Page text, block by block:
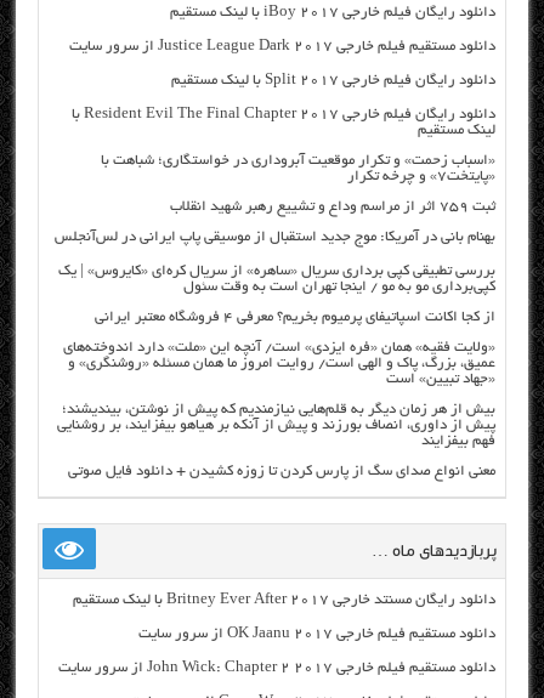
دانلود رایگان فیلم خارجی iBoy 2017 با لینک مستقیم
دانلود مستقیم فیلم خارجی Justice League Dark 2017 از سرور سایت
دانلود رایگان فیلم خارجی Split 2017 با لینک مستقیم
دانلود رایگان فیلم خارجی Resident Evil The Final Chapter 2017 با
لینک مستقیم
«اسباب زحمت» و تکرار موقعیت آبروداری در خواستگاری؛ شباهت با
«پایتخت۷» و چرخه تکرار
ثبت ۷۵۹ اثر از مراسم وداع و تشییع رهبر شهید انقلاب
بهنام بانی در آمریکا: موج جدید استقبال از موسیقی پاپ ایرانی در لس‌آنجلس
بررسی تطبیقی کپی برداری سریال «ساهره» از سریال کره‌ای «کایروس» | یک
کپی‌برداری مو به مو / اینجا تهران است به وقت سئول
از کجا اکانت اسپاتیفای پرمیوم بخریم؟ معرفی ۴ فروشگاه معتبر ایرانی
«ولایت فقیه» همان «فره ایزدی» است/ آنچه این «ملت» دارد اندوخته‌های
عمیق، بزرگ، پاک و الهی است/ روایت امروز ما همان مسئله «روشنگری» و
«جهاد تبیین» است
بیش از هر زمان دیگر به قلم‌هایی نیازمندیم که پیش از نوشتن، بیندیشند؛
پیش از داوری، انصاف بورزند و پیش از آنکه بر هیاهو بیفزایند، بر روشنایی
فهم بیفزایند
معنی انواع صدای سگ از پارس کردن تا زوزه کشیدن + دانلود فایل صوتی
پربازدیدهای ماه …
دانلود رایگان مسنتد خارجی Britney Ever After 2017 با لینک مستقیم
دانلود مستقیم فیلم خارجی OK Jaanu 2017 از سرور سایت
دانلود مستقیم فیلم خارجی John Wick: Chapter 2 2017 از سرور سایت